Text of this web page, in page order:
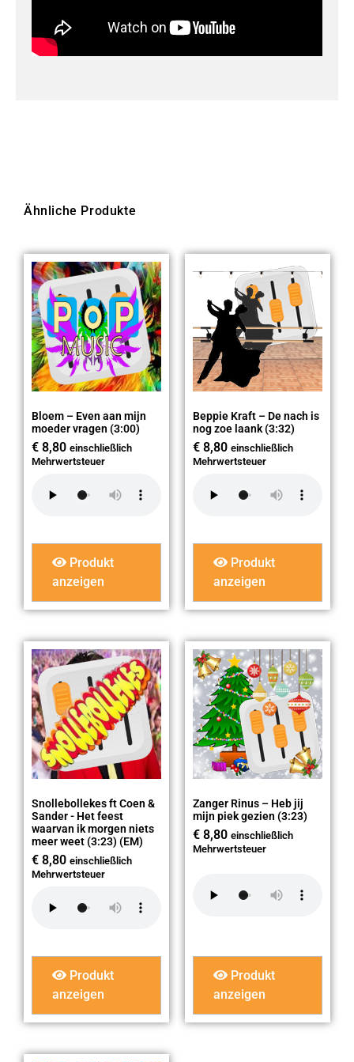
Ähnliche Produkte
Bloem – Even aan mijn
moeder vragen (3:00)
€ 8,80 einschließlich
Mehrwertsteuer
Produkt
anzeigen
Beppie Kraft – De nach is
nog zoe laank (3:32)
€ 8,80 einschließlich
Mehrwertsteuer
Produkt
anzeigen
Snollebollekes ft Coen &
Sander - Het feest
waarvan ik morgen niets
meer weet (3:23) (EM)
€ 8,80 einschließlich
Mehrwertsteuer
Produkt
anzeigen
Zanger Rinus – Heb jij
mijn piek gezien (3:23)
€ 8,80 einschließlich
Mehrwertsteuer
Produkt
anzeigen